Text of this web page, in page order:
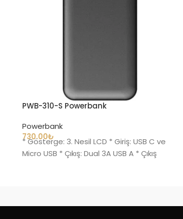
PWB-310-S Powerbank
Powerbank
730.00₺
* Gösterge: 3. Nesil LCD * Giriş: USB C ve
Micro USB * Çıkış: Dual 3A USB A * Çıkış